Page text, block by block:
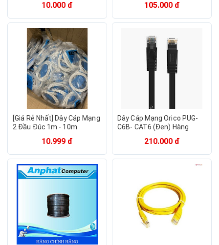
10.000 đ 105.000 đ
[Giá Rẻ Nhất] Dây Cáp Mạng
2 Đầu Đúc 1m - 10m
10.999 đ
Dây Cáp Mạng Orico PUG-
C6B- CAT6 (Đen) Hàng
210.000 đ